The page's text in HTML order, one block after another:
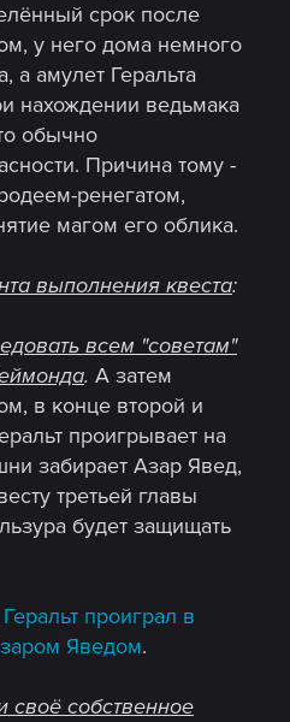
срок после
у него дома немного
а амулет Геральта
нахождении ведьмака
обычно
Причина тому -
ренегатом,
магом его облика.
выполнения квеста:
всем "советам"
. А затем
в конце второй и
проигрывает на
забирает Азар Явед,
третьей главы
будет защищать
проиграл в
Яведом.
своё собственное